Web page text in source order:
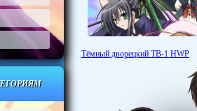
Тёмный дворецкий ТВ-1 HWP